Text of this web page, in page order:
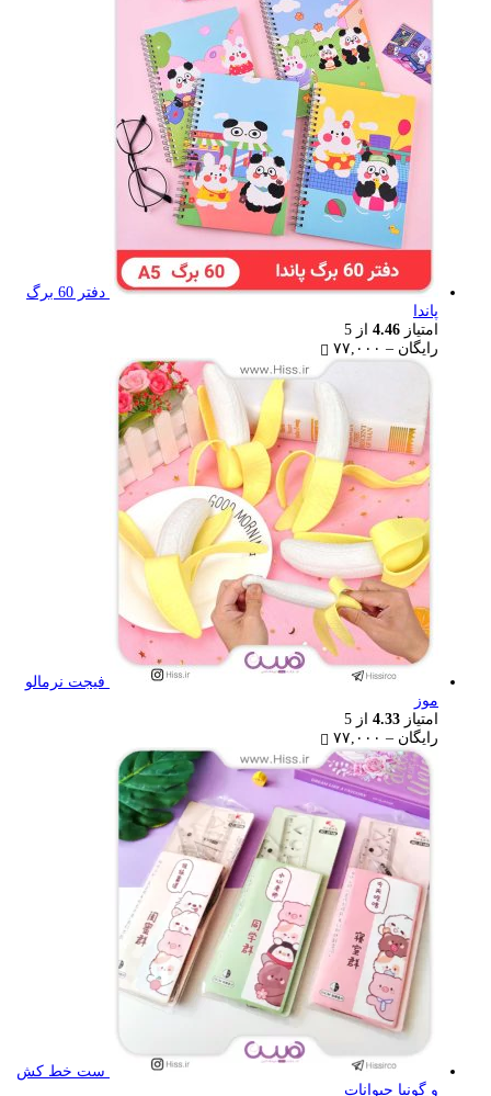
through
۶۷,۰۰۰ تومان
دفتر 60 برگ
پاندا
امتیاز 4.46 از 5
رایگان – ۷۷,۰۰۰
range:
رایگان
۷۷,۰۰۰ تومان
فیجت نرمالو
موز
امتیاز 4.33 از 5
رایگان – ۷۷,۰۰۰
range:
رایگان
through
۷۷,۰۰۰ تومان
ست خط کش
و گونیا حیوانات